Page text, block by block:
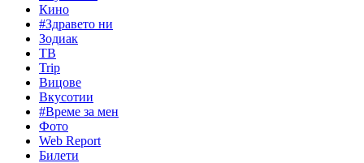
Кино
#Здравето ни
Зодиак
ТВ
Trip
Вицове
Вкусотии
#Време за мен
Фото
Web Report
Билети